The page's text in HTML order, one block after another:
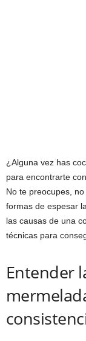
¿Alguna vez has
para encontrarte
No te preocupes,
formas de espesar
las causas de una
técnicas para
Entender